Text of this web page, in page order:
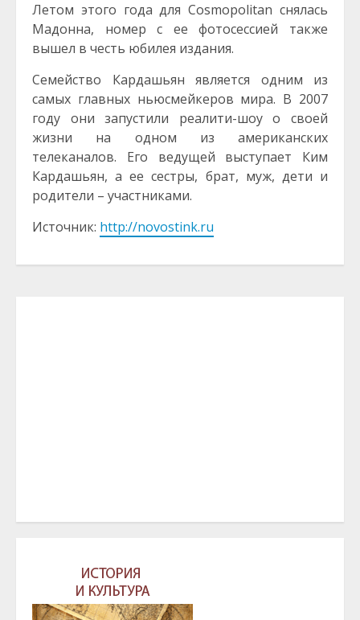
Летом этого года для Cosmopolitan снялась
Мадонна, номер с ее фотосессией также
вышел в честь юбилея издания.
Семейство Кардашьян является одним из
самых главных ньюсмейкеров мира. В 2007
году они запустили реалити-шоу о своей
жизни на одном из американских
телеканалов. Его ведущей выступает Ким
Кардашьян, а ее сестры, брат, муж, дети и
родители – участниками.
Источник: http://novostink.ru